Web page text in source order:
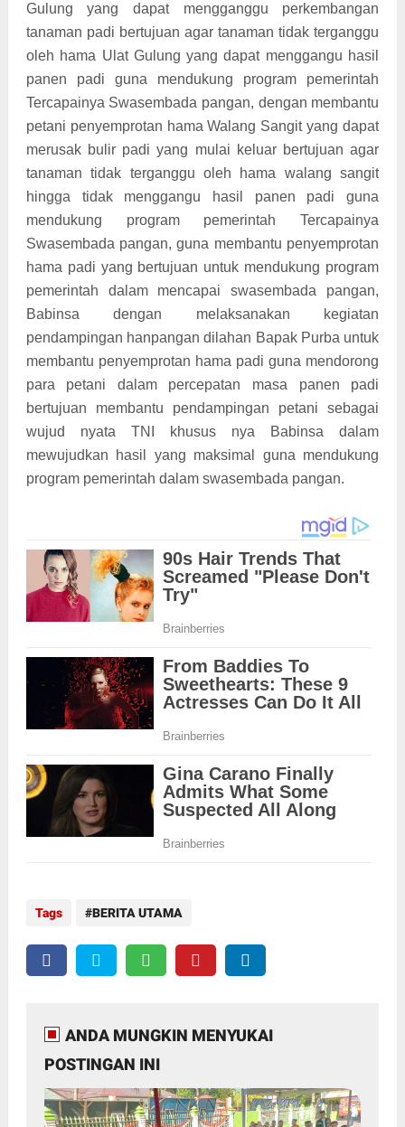
Gulung yang dapat mengganggu perkembangan
tanaman padi bertujuan agar tanaman tidak terganggu
oleh hama Ulat Gulung yang dapat menggangu hasil
panen padi guna mendukung program pemerintah
Tercapainya Swasembada pangan, dengan membantu
petani penyemprotan hama Walang Sangit yang dapat
merusak bulir padi yang mulai keluar bertujuan agar
tanaman tidak terganggu oleh hama walang sangit
hingga tidak menggangu hasil panen padi guna
mendukung program pemerintah Tercapainya
Swasembada pangan, guna membantu penyemprotan
hama padi yang bertujuan untuk mendukung program
pemerintah dalam mencapai swasembada pangan,
Babinsa dengan melaksanakan kegiatan
pendampingan hanpangan dilahan Bapak Purba untuk
membantu penyemprotan hama padi guna mendorong
para petani dalam percepatan masa panen padi
bertujuan membantu pendampingan petani sebagai
wujud nyata TNI khusus nya Babinsa dalam
mewujudkan hasil yang maksimal guna mendukung
program pemerintah dalam swasembada pangan.
Tags BERITA UTAMA
ANDA MUNGKIN MENYUKAI
POSTINGAN INI